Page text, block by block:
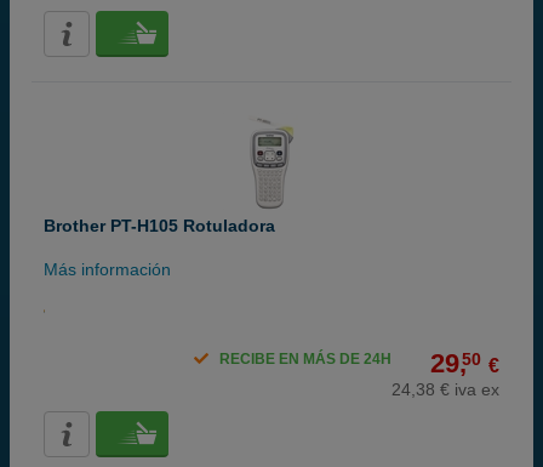
Brother PT-H105 Rotuladora
Más información
29,50 €
24,38 € iva ex
RECIBE EN MÁS DE 24H